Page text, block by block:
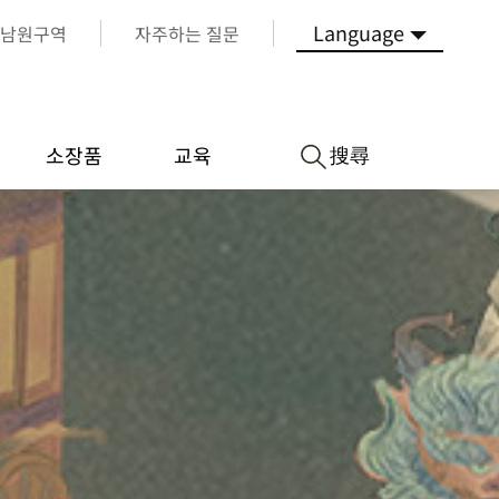
남원구역 자주하는 질문 Language
소장품 교육 搜尋